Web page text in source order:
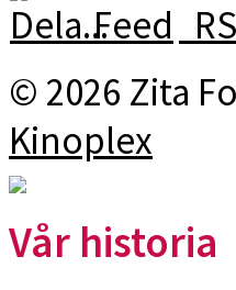
© 2026 Zita
Kinoplex
Vår historia